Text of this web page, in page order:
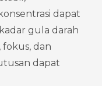
dapat
gula darah
dan
dapat